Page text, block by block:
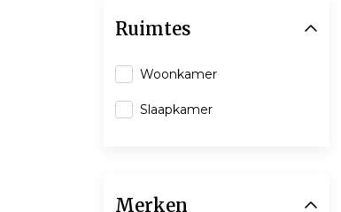
Ruimtes
Woonkamer
Slaapkamer
Merken